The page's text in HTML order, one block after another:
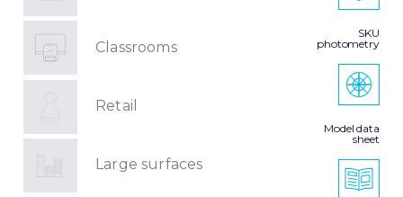
Classrooms
Retail
Large surfaces
SKU
photometry
Model data
sheet